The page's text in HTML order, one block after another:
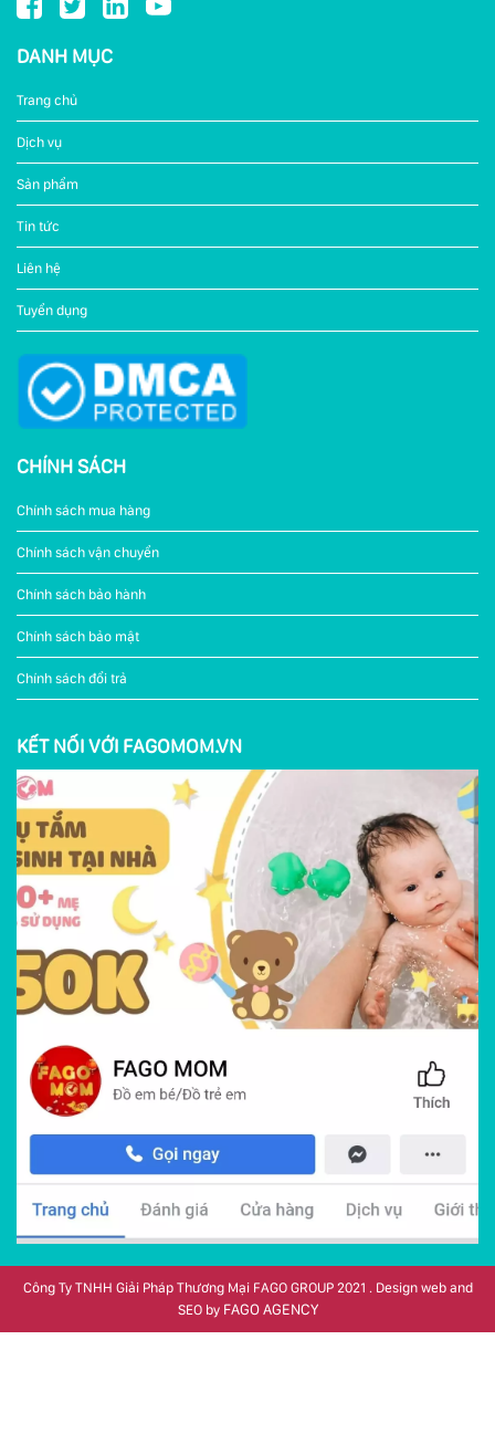
DANH MỤC
Trang chủ
Dịch vụ
Sản phẩm
Tin tức
Liên hệ
Tuyển dụng
CHÍNH SÁCH
Chính sách mua hàng
Chính sách vận chuyển
Chính sách bảo hành
Chính sách bảo mật
Chính sách đổi trả
KẾT NỐI VỚI FAGOMOM.VN
Công Ty TNHH Giải Pháp Thương Mại FAGO GROUP 2021 . Design web and
SEO by FAGO AGENCY